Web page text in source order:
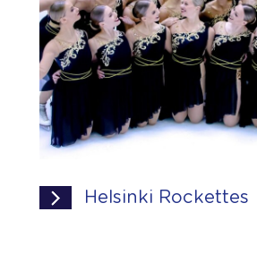
Helsinki Rockettes